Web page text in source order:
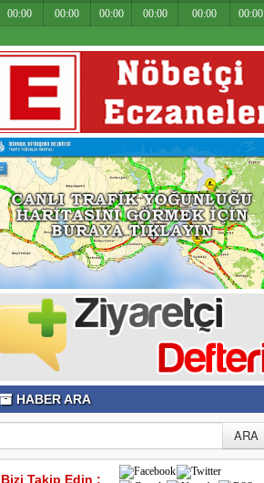
00:00 00:00 00:00 00:00 00:00 00:00
HABER ARA
Bizi Takip Edin :